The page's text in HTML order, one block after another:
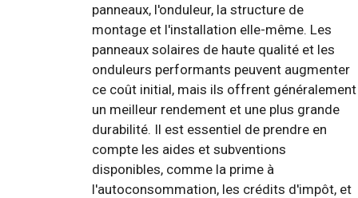
panneaux, l'onduleur, la structure de
montage et l'installation elle-même. Les
panneaux solaires de haute qualité et les
onduleurs performants peuvent augmenter
ce coût initial, mais ils offrent généralement
un meilleur rendement et une plus grande
durabilité. Il est essentiel de prendre en
compte les aides et subventions
disponibles, comme la prime à
l'autoconsommation, les crédits d'impôt, et